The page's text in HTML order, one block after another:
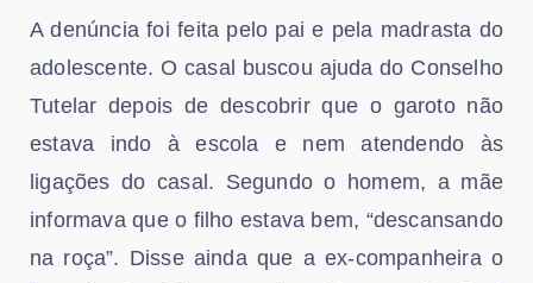
A denúncia foi feita pelo pai e pela madrasta do
adolescente. O casal buscou ajuda do Conselho
Tutelar depois de descobrir que o garoto não
estava indo à escola e nem atendendo às
ligações do casal. Segundo o homem, a mãe
informava que o filho estava bem, “descansando
na roça”. Disse ainda que a ex-companheira o